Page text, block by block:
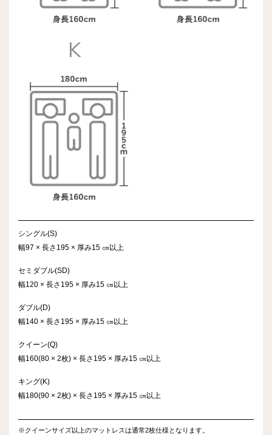
K
シングル(S)
幅97 × 長さ195 × 厚み15 ㎝以上
セミダブル(SD)
幅120 × 長さ195 × 厚み15 ㎝以上
ダブル(D)
幅140 × 長さ195 × 厚み15 ㎝以上
クイーン(Q)
幅160(80 × 2枚) × 長さ195 × 厚み15 ㎝以上
キング(K)
幅180(90 × 2枚) × 長さ195 × 厚み15 ㎝以上
※クイーンサイズ以上のマットレスは通常2枚仕様となります。